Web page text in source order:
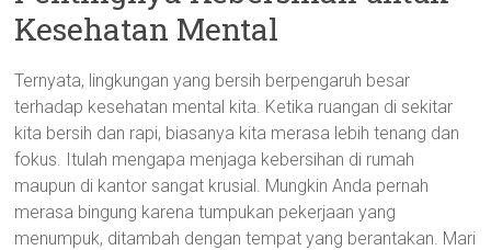
Kesehatan Mental
Ternyata, lingkungan yang bersih berpengaruh besar
terhadap kesehatan mental kita. Ketika ruangan di sekitar
kita bersih dan rapi, biasanya kita merasa lebih tenang dan
fokus. Itulah mengapa menjaga kebersihan di rumah
maupun di kantor sangat krusial. Mungkin Anda pernah
merasa bingung karena tumpukan pekerjaan yang
menumpuk, ditambah dengan tempat yang berantakan. Mari